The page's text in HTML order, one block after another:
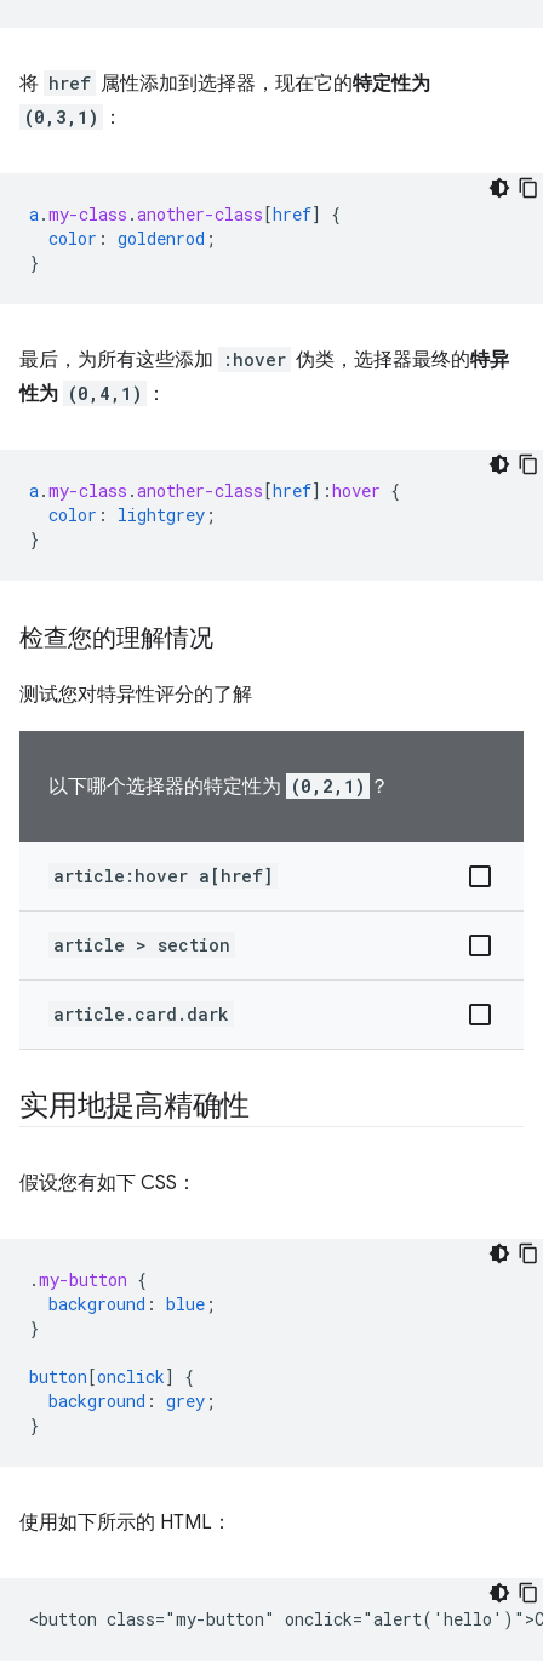
将 href 属性添加到选择器，现在它的特定性为
(0,3,1) ：
a.my-class .another-class [href]
{
color : goldenrod ;
}
最后，为所有这些添加 :hover 伪类，选择器最终的特异
性为 (0,4,1) ：
a.my-class .another-class [href] :hover {
color : lightgrey ;
}
检查您的理解情况
测试您对特异性评分的了解
以下哪个选择器的特定性为 (0,2,1) ？
article:hover a[href]
article > section
article.card.dark
实用地提高精确性
假设您有如下 CSS：
.my-button {
background : blue ;
}
button [onclick]
{
background : grey ;
}
使用如下所示的 HTML：